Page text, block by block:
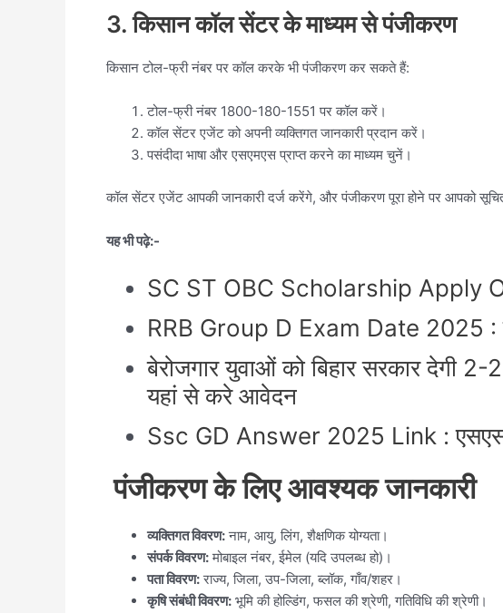
3. किसान कॉल सेंटर के माध्यम से पंजीकरण
किसान टोल-फ्री नंबर पर कॉल करके भी पंजीकरण कर सकते हैं:
टोल-फ्री नंबर 1800-180-1551 पर कॉल करें।
कॉल सेंटर एजेंट को अपनी व्यक्तिगत जानकारी प्रदान करें।
पसंदीदा भाषा और एसएमएस प्राप्त करने का माध्यम चुनें।
कॉल सेंटर एजेंट आपकी जानकारी दर्ज करेंगे, और पंजीकरण पूरा होने पर आपको सूचित
यह भी पढ़े:-
SC ST OBC Scholarship Apply
RRB Group D Exam Date 2025 : रेलवे
बेरोजगार युवाओं को बिहार सरकार
यहां से करे आवेदन
Ssc GD Answer 2025 Link :
पंजीकरण के लिए आवश्यक जानकारी
व्यक्तिगत विवरण:नाम, आयु, लिंग, शैक्षणिक योग्यता।
संपर्क विवरण:मोबाइल नंबर, ईमेल (यदि उपलब्ध हो)।
पता विवरण:राज्य, जिला, उप-जिला, ब्लॉक, गाँव/शहर।
कृषि संबंधी विवरण: भूमि की होल्डिंग, फसल की श्रेणी, गतिविधि की श्रेणी।